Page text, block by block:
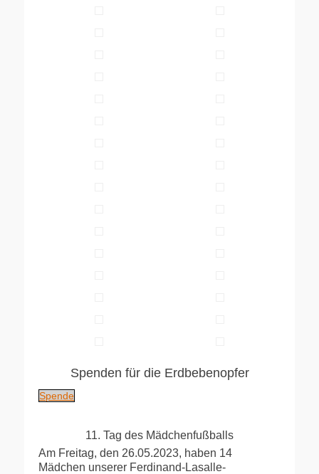
Spenden für die Erdbebenopfer
Spende
11. Tag des Mädchenfußballs
Am Freitag, den 26.05.2023, haben 14
Mädchen unserer Ferdinand-Lasalle-